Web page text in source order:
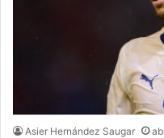
Asier Hernández Saugar